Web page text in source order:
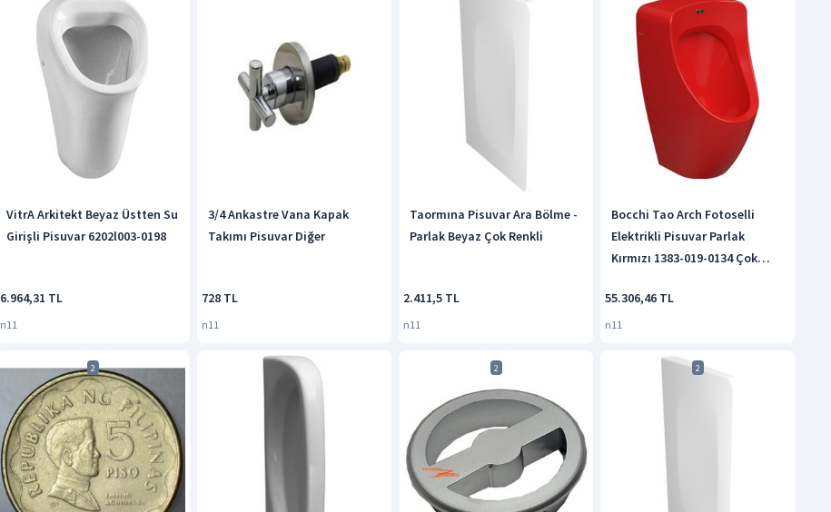
VitrA Arkitekt Beyaz Üstten Su
Girişli Pisuvar 6202l003-0198
6.964,31 TL
n11
3/4 Ankastre Vana Kapak
Takımı Pisuvar Diğer
728 TL
n11
Taormına Pisuvar Ara Bölme -
Parlak Beyaz Çok Renkli
2.411,5 TL
n11
Bocchi Tao Arch Fotoselli
Elektrikli Pisuvar Parlak
Kırmızı 1383-019-0134 Çok
55.306,46 TL
n11
2 2 2